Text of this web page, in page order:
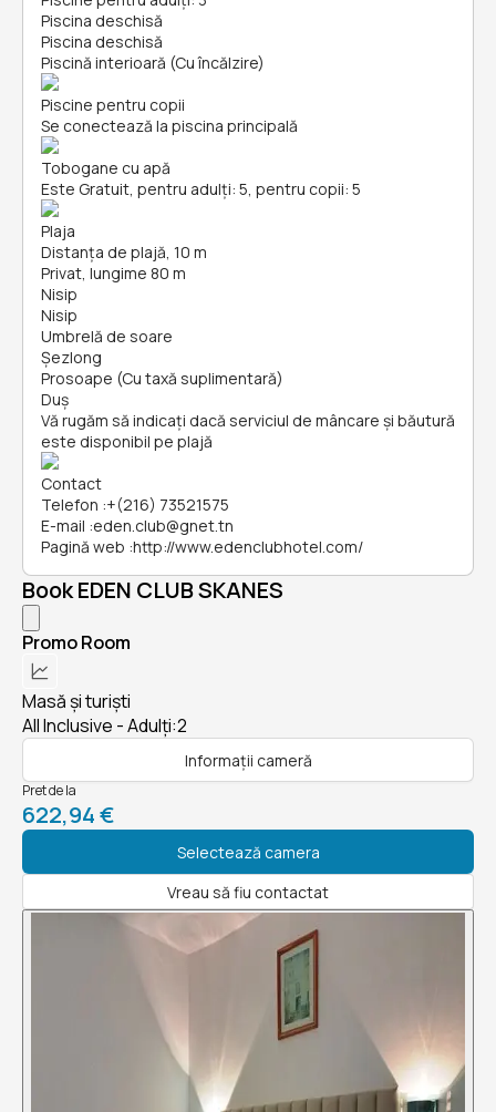
Piscina deschisă
Piscina deschisă
Piscină interioară (Cu încălzire)
Piscine pentru copii
Se conectează la piscina principală
Tobogane cu apă
Este Gratuit, pentru adulți: 5, pentru copii: 5
Plaja
Distanța de plajă, 10 m
Privat, lungime 80 m
Nisip
Nisip
Umbrelă de soare
Șezlong
Prosoape (Cu taxă suplimentară)
Duș
Vă rugăm să indicați dacă serviciul de mâncare și băutură
este disponibil pe plajă
Contact
Telefon :+(216) 73521575
E-mail :eden.club@gnet.tn
Pagină web :http://www.edenclubhotel.com/
Book EDEN CLUB SKANES
Promo Room
Masă și turiști
All Inclusive - Adulți:2
Informații cameră
Pret de la
622,94 €
Selectează camera
Vreau să fiu contactat